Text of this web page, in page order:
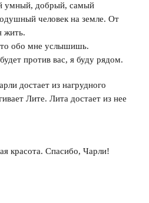
умный, добрый, самый
человек на земле. От
жить.
обо мне услышишь.
против вас, я буду рядом.
достает из нагрудного
Лите. Лита достает из нее
красота. Спасибо, Чарли!